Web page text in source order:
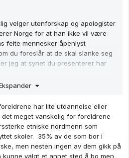
velger utenforskap og apologister
Norge for at han ikke vil være
feite mennesker åpenlyst
du foreslår at de skal slanke seg
jeg at synet du presenterer har
nyansert enn de «rene»
har lite utdannelse eller
meget vanskelig for foreldrene
etniske nordmenn som
skoler. 35% av de som bor i
men nesten ingen av dem gikk på
valgt et annet sted å bo men